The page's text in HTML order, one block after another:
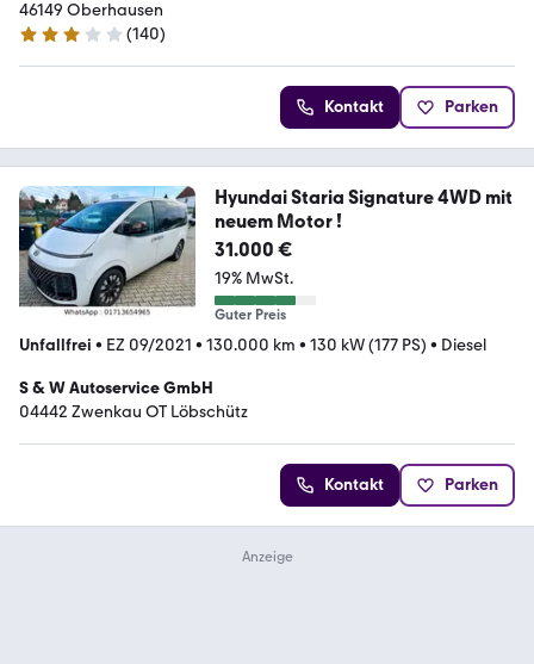
46149 Oberhausen
3 Sterne
(140)
Kontakt Parken
Hyundai Staria Signature 4WD mit
neuem Motor !
31.000 €
19% MwSt.
Guter Preis
Unfallfrei • EZ 09/2021 • 130.000 km • 130 kW (177 PS) • Diesel
S & W Autoservice GmbH
04442 Zwenkau OT Löbschütz
Kontakt Parken